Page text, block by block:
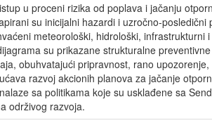
u proceni rizika od poplava i jačanju
su inicijalni hazardi i uzročno-posledični
meteorološki, hidrološki, infrastrukturni
su prikazane strukturalne
obuhvatajući pripravnost, rano
razvoj akcionih planova za jačanje
sa politikama koje su usklađene sa
održivog razvoja.